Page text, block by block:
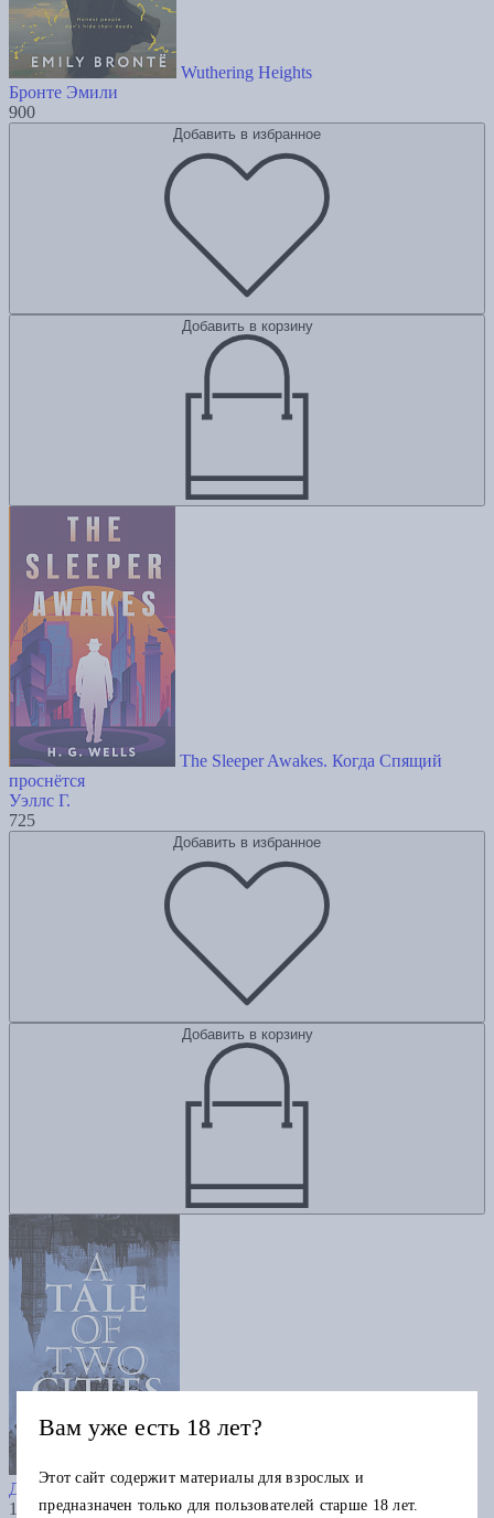
Wuthering Heights
Бронте Эмили
900
Добавить в избранное
Добавить в корзину
The Sleeper Awakes. Когда Спящий
проснётся
Уэллс Г.
725
Добавить в избранное
Добавить в корзину
Диккенс Ч.
1065
Вам уже есть 18 лет?
Этот сайт содержит материалы для взрослых и
предназначен только для пользователей старше 18 лет.